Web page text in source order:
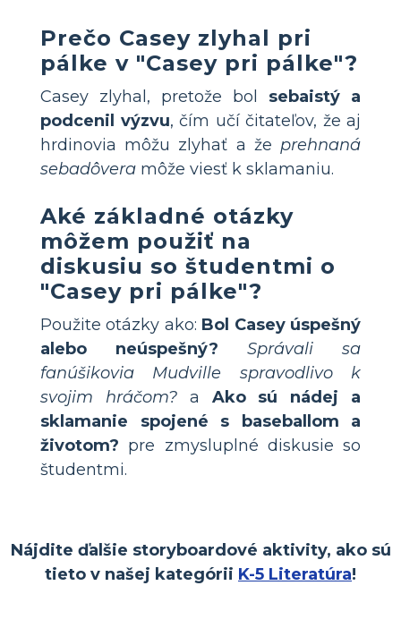
Prečo Casey zlyhal pri
pálke v "Casey pri pálke"?
Casey zlyhal, pretože bol sebaistý a
podcenil výzvu, čím učí čitateľov, že aj
hrdinovia môžu zlyhať a že prehnaná
sebadôvera môže viesť k sklamaniu.
Aké základné otázky
môžem použiť na
diskusiu so študentmi o
"Casey pri pálke"?
Použite otázky ako: Bol Casey úspešný
alebo neúspešný?
Správali sa
fanúšikovia Mudville spravodlivo k
svojim hráčom?a Ako sú nádej a
sklamanie spojené s baseballom a
životom? pre zmysluplné diskusie so
študentmi.
Nájdite ďalšie storyboardové aktivity, ako sú
tieto v našej kategórii K-5 Literatúra!